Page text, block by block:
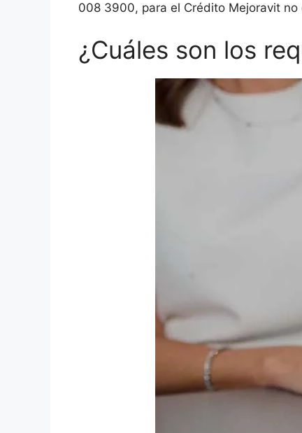
008 3900, para el Crédito Mejoravit no
¿Cuáles son los